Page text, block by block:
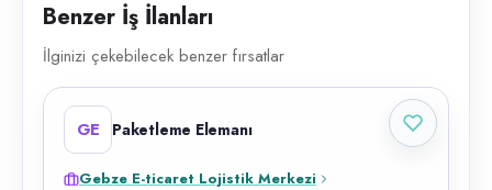
Benzer İş İlanları
İlginizi çekebilecek benzer fırsatlar
GE Paketleme Elemanı
Gebze E-ticaret Lojistik Merkezi